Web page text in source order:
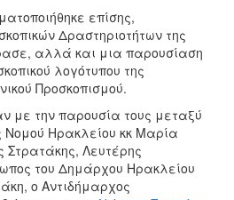
επίσης,
Δραστηριοτήτων της
αλλά και μια παρουσίαση
λογότυπου της
Προσκοπισμού.
με την παρουσία τους μεταξύ
Ηρακλείου κκ Μαρία
Λευτέρης
του Δημάρχου Ηρακλείου
ο Αντιδήμαρχος